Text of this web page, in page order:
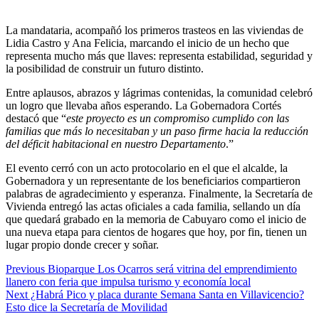
La mandataria, acompañó los primeros trasteos en las viviendas de
Lidia Castro y Ana Felicia, marcando el inicio de un hecho que
representa mucho más que llaves: representa estabilidad, seguridad y
la posibilidad de construir un futuro distinto.
Entre aplausos, abrazos y lágrimas contenidas, la comunidad celebró
un logro que llevaba años esperando. La Gobernadora Cortés
destacó que “este proyecto es un compromiso cumplido con las
familias que más lo necesitaban y un paso firme hacia la reducción
del déficit habitacional en nuestro Departamento.”
El evento cerró con un acto protocolario en el que el alcalde, la
Gobernadora y un representante de los beneficiarios compartieron
palabras de agradecimiento y esperanza. Finalmente, la Secretaría de
Vivienda entregó las actas oficiales a cada familia, sellando un día
que quedará grabado en la memoria de Cabuyaro como el inicio de
una nueva etapa para cientos de hogares que hoy, por fin, tienen un
lugar propio donde crecer y soñar.
Continue
Reading
Previous Bioparque Los Ocarros será vitrina del emprendimiento
llanero con feria que impulsa turismo y economía local
Next ¿Habrá Pico y placa durante Semana Santa en Villavicencio?
Esto dice la Secretaría de Movilidad